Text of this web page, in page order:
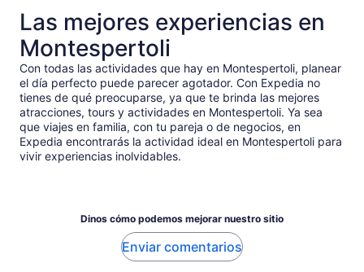
Las mejores experiencias en
Montespertoli
Con todas las actividades que hay en Montespertoli, planear
el día perfecto puede parecer agotador. Con Expedia no
tienes de qué preocuparse, ya que te brinda las mejores
atracciones, tours y actividades en Montespertoli. Ya sea
que viajes en familia, con tu pareja o de negocios, en
Expedia encontrarás la actividad ideal en Montespertoli para
vivir experiencias inolvidables.
Dinos cómo podemos mejorar nuestro sitio
Enviar comentarios